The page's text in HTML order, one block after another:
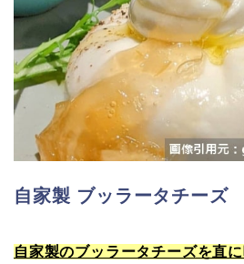
自家製 ブッラータチーズ
自家製のブッラータチーズを直